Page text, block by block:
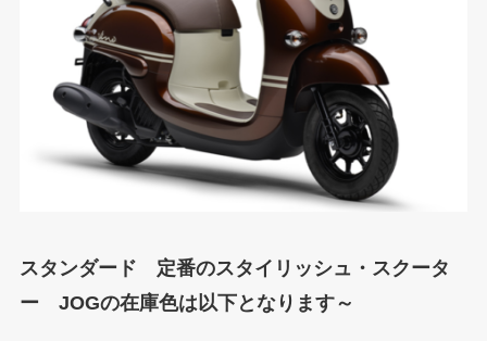
スタンダード 定番のスタイリッシュ・スクータ
ー JOGの在庫色は以下となります～